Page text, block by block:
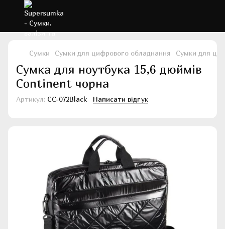
Сумки Сумки для цифрового обладнання Сумки для
Сумка для ноутбука 15,6 дюймів
Continent чорна
Артикул: CC-072Black Написати відгук